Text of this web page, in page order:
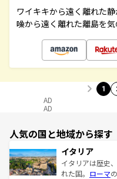
ワイキキから遠く離れた
噪から遠く離れた離島を
1
AD
AD
人気の国と地域から探す
イタリア
イタリアは歴史
れた国。 ローマ